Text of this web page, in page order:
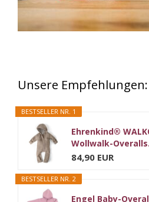
Unsere Empfehlungen:
BESTSELLER NR. 1
Ehrenkind®
Wollwalk-
84,90 EUR
BESTSELLER NR. 2
Engel Baby-